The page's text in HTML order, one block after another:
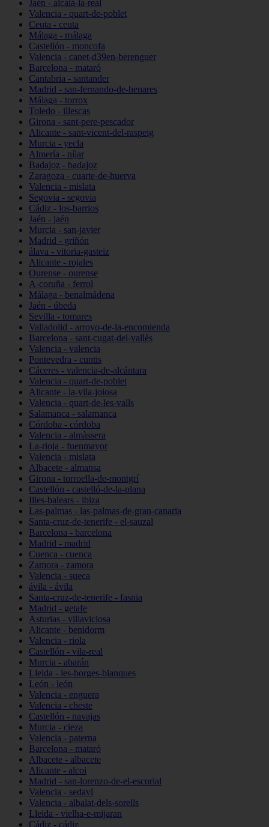
Jaén - alcalá-la-real
Valencia - quart-de-poblet
Ceuta - ceuta
Málaga - málaga
Castellón - moncofa
Valencia - canet-d39en-berenguer
Barcelona - mataró
Cantabria - santander
Madrid - san-fernando-de-henares
Málaga - torrox
Toledo - illescas
Girona - sant-pere-pescador
Alicante - sant-vicent-del-raspeig
Murcia - yecla
Almería - níjar
Badajoz - badajoz
Zaragoza - cuarte-de-huerva
Valencia - mislata
Segovia - segovia
Cádiz - los-barrios
Jaén - jaén
Murcia - san-javier
Madrid - griñón
álava - vitoria-gasteiz
Alicante - rojales
Ourense - ourense
A-coruña - ferrol
Málaga - benalmádena
Jaén - úbeda
Sevilla - tomares
Valladolid - arroyo-de-la-encomienda
Barcelona - sant-cugat-del-vallès
Valencia - valencia
Pontevedra - cuntis
Cáceres - valencia-de-alcántara
Valencia - quart-de-poblet
Alicante - la-vila-joiosa
Valencia - quart-de-les-valls
Salamanca - salamanca
Córdoba - córdoba
Valencia - almàssera
La-rioja - fuenmayor
Valencia - mislata
Albacete - almansa
Girona - torroella-de-montgrí
Castellón - castelló-de-la-plana
Illes-balears - ibiza
Las-palmas - las-palmas-de-gran-canaria
Santa-cruz-de-tenerife - el-sauzal
Barcelona - barcelona
Madrid - madrid
Cuenca - cuenca
Zamora - zamora
Valencia - sueca
ávila - ávila
Santa-cruz-de-tenerife - fasnia
Madrid - getafe
Asturias - villaviciosa
Alicante - benidorm
Valencia - riola
Castellón - vila-real
Murcia - abarán
Lleida - les-borges-blanques
León - león
Valencia - enguera
Valencia - cheste
Castellón - navajas
Murcia - cieza
Valencia - paterna
Barcelona - mataró
Albacete - albacete
Alicante - alcoi
Madrid - san-lorenzo-de-el-escorial
Valencia - sedaví
Valencia - albalat-dels-sorells
Lleida - vielha-e-mijaran
Cádiz - cádiz